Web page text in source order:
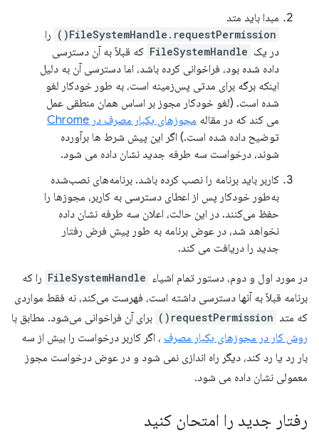
مبدا باید متد
FileSystemHandle.requestPermission()
را
در یک FileSystemHandle که قبلاً به آن دسترسی
داده شده بود، فراخوانی کرده باشد، اما دسترسی آن به دلیل
اینکه برگه برای مدتی پس‌زمینه است، به طور خودکار لغو
شده است. (لغو خودکار مجوز بر اساس همان منطقی عمل
می کند که در مقاله مجوزهای یکبار مصرف در Chrome
توضیح داده شده است.) اگر این پیش شرط ها برآورده
شوند، درخواست سه طرفه جدید نشان داده می شود.
کاربر باید برنامه را نصب کرده باشد. برنامه‌های نصب‌شده
به‌طور خودکار پس از اعطای دسترسی به کاربر، مجوزها را
حفظ می‌کنند. در این حالت، اعلان سه طرفه نشان داده
نخواهد شد، در عوض برنامه به طور پیش فرض رفتار
جدید را دریافت می کند.
در مورد اول و دوم، دستور تمام اشیاء FileSystemHandle را که
برنامه قبلاً به آنها دسترسی داشته است، فهرست می‌کند، نه فقط مواردی
که متد requestPermission()
برای آن فراخوانی می‌شود. مطابق با
روش کار در مجوزهای یکبار مصرف ، اگر کاربر درخواست را بیش از سه
بار رد یا رد کند، دیگر راه اندازی نمی شود و در عوض درخواست مجوز
معمولی نشان داده می شود.
رفتار جدید را امتحان کنید